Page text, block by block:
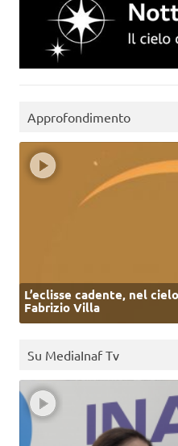
Approfondimento
L’eclisse cadente, nel
Fabrizio Villa
Su MediaInaf Tv